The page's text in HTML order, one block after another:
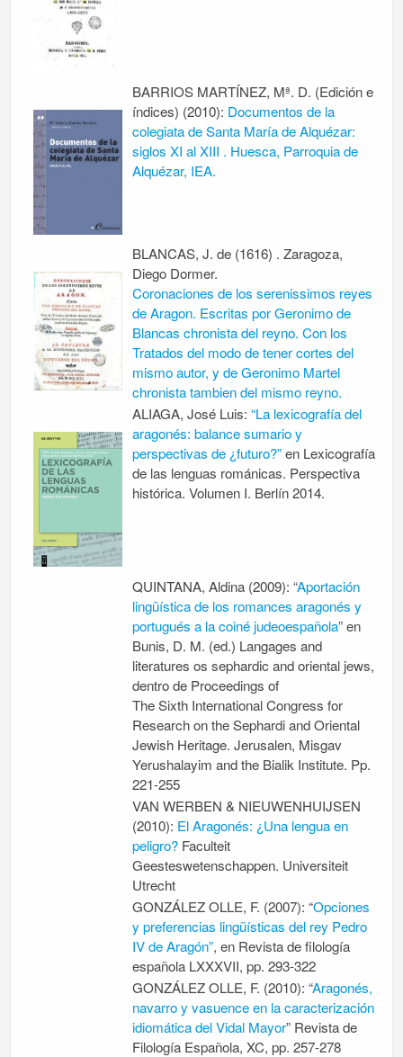
BARRIOS MARTÍNEZ, Mª. D. (Edición e
índices) (2010): Documentos de la
colegiata de Santa María de Alquézar:
siglos XI al XIII . Huesca, Parroquia de
Alquézar, IEA.
BLANCAS, J. de (1616) . Zaragoza,
Diego Dormer.
Coronaciones de los serenissimos reyes
de Aragon. Escritas por Geronimo de
Blancas chronista del reyno. Con los
Tratados del modo de tener cortes del
mismo autor, y de Geronimo Martel
chronista tambien del mismo reyno.
ALIAGA, José Luis: “La lexicografía del
aragonés: balance sumario y
perspectivas de ¿futuro?”en Lexicografía
de las lenguas románicas. Perspectiva
histórica. Volumen I. Berlín 2014.
QUINTANA, Aldina (2009): “Aportación
lingüística de los romances aragonés y
portugués a la coiné judeoespañola” en
Bunis, D. M. (ed.) Langages and
literatures os sephardic and oriental jews,
dentro de Proceedings of
The Sixth International Congress for
Research on the Sephardi and Oriental
Jewish Heritage. Jerusalen, Misgav
Yerushalayim and the Bialik Institute. Pp.
221-255
VAN WERBEN & NIEUWENHUIJSEN
(2010): El Aragonés: ¿Una lengua en
peligro? Faculteit
Geesteswetenschappen. Universiteit
Utrecht
GONZÁLEZ OLLE, F. (2007): “Opciones
y preferencias lingüísticas del rey Pedro
IV de Aragón”, en Revista de filología
española LXXXVII, pp. 293-322
GONZÁLEZ OLLE, F. (2010): “Aragonés,
navarro y vasuence en la caracterización
idiomática del Vidal Mayor” Revista de
Filología Española, XC, pp. 257-278